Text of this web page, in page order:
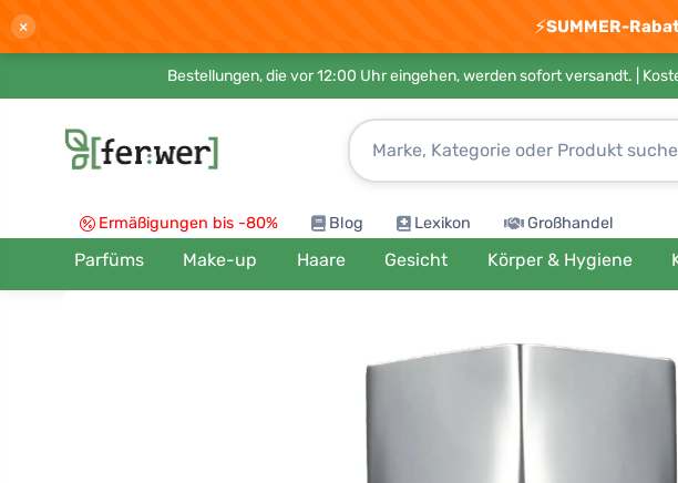
× ⚡SUMMER-
Bestellungen, die vor 12:00 Uhr eingehen, werden sofort versandt. |
Ermäßigungen bis -80% Blog Lexikon Großhandel
Parfüms Make-up Haare Gesicht Körper & Hygiene